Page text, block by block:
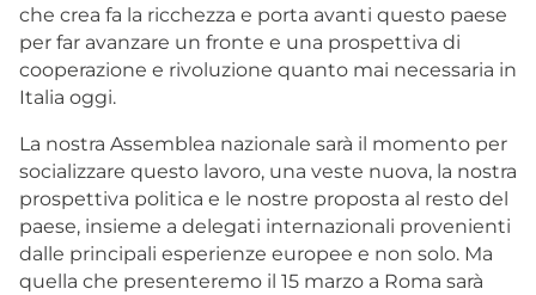
che crea fa la ricchezza e porta avanti questo paese
per far avanzare un fronte e una prospettiva di
cooperazione e rivoluzione quanto mai necessaria in
Italia oggi.
La nostra Assemblea nazionale sarà il momento per
socializzare questo lavoro, una veste nuova, la nostra
prospettiva politica e le nostre proposta al resto del
paese, insieme a delegati internazionali provenienti
dalle principali esperienze europee e non solo. Ma
quella che presenteremo il 15 marzo a Roma sarà